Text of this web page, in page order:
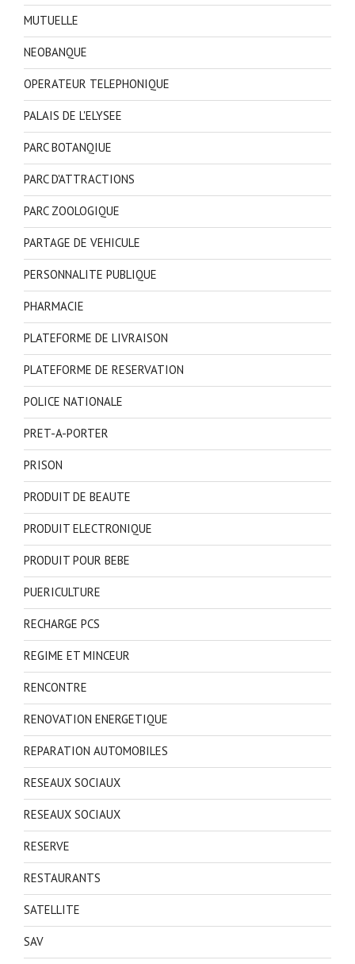
MUTUELLE
NEOBANQUE
OPERATEUR TELEPHONIQUE
PALAIS DE L'ELYSEE
PARC BOTANQIUE
PARC D'ATTRACTIONS
PARC ZOOLOGIQUE
PARTAGE DE VEHICULE
PERSONNALITE PUBLIQUE
PHARMACIE
PLATEFORME DE LIVRAISON
PLATEFORME DE RESERVATION
POLICE NATIONALE
PRET-A-PORTER
PRISON
PRODUIT DE BEAUTE
PRODUIT ELECTRONIQUE
PRODUIT POUR BEBE
PUERICULTURE
RECHARGE PCS
REGIME ET MINCEUR
RENCONTRE
RENOVATION ENERGETIQUE
REPARATION AUTOMOBILES
RESEAUX SOCIAUX
RESEAUX SOCIAUX
RESERVE
RESTAURANTS
SATELLITE
SAV